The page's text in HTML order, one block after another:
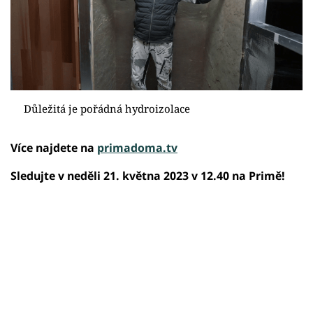
Důležitá je pořádná hydroizolace
Více najdete na primadoma.tv
Sledujte v neděli 21. května 2023 v 12.40 na Primě!